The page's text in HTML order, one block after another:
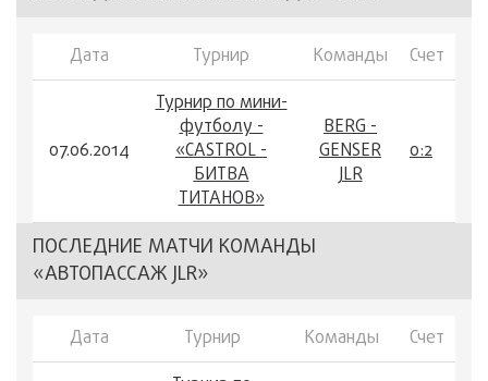
Дата Турнир Команды Счет
07.06.2014
Турнир по мини-
футболу -
«CASTROL -
БИТВА
ТИТАНОВ»
BERG -
GENSER
JLR
0:2
ПОСЛЕДНИЕ МАТЧИ КОМАНДЫ
«АВТОПАССАЖ JLR»
Дата Турнир Команды Счет